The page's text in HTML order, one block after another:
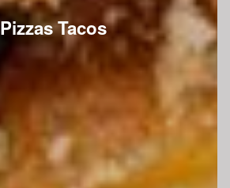
Pizzas Tacos